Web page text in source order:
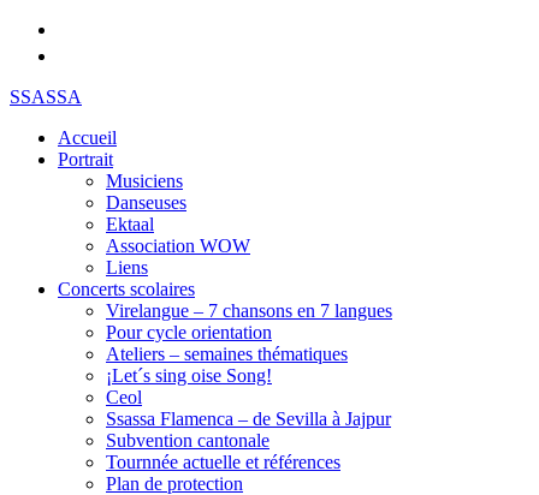
SSASSA
Accueil
Portrait
Musiciens
Danseuses
Ektaal
Association WOW
Liens
Concerts scolaires
Virelangue – 7 chansons en 7 langues
Pour cycle orientation
Ateliers – semaines thématiques
¡Let´s sing oise Song!
Ceol
Ssassa Flamenca – de Sevilla à Jajpur
Subvention cantonale
Tournnée actuelle et références
Plan de protection